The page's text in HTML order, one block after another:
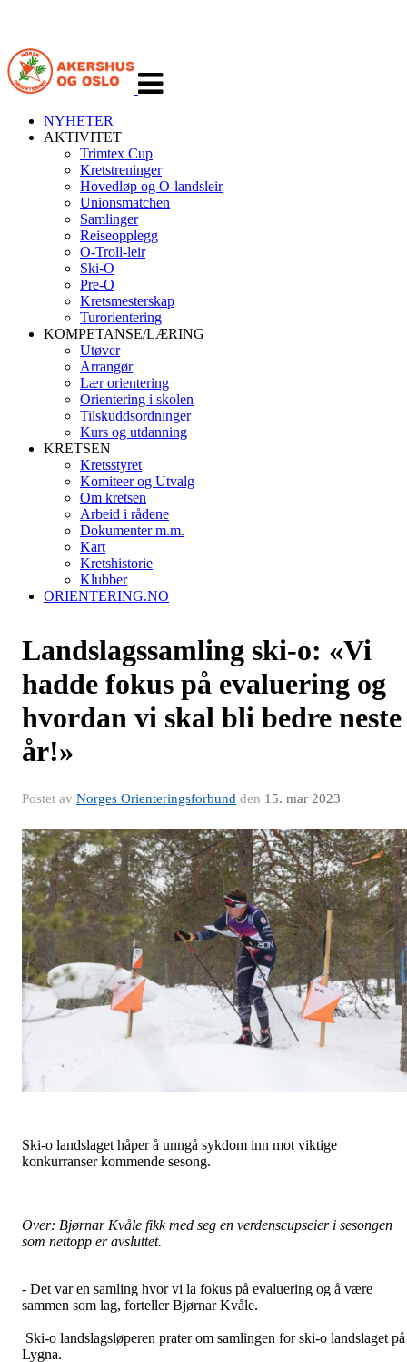
navigasjon
NYHETER
AKTIVITET
Trimtex Cup
Kretstreninger
Hovedløp og O-landsleir
Unionsmatchen
Samlinger
Reiseopplegg
O-Troll-leir
Ski-O
Pre-O
Kretsmesterskap
Turorientering
KOMPETANSE/LÆRING
Utøver
Arrangør
Lær orientering
Orientering i skolen
Tilskuddsordninger
Kurs og utdanning
KRETSEN
Kretsstyret
Komiteer og Utvalg
Om kretsen
Arbeid i rådene
Dokumenter m.m.
Kart
Kretshistorie
Klubber
ORIENTERING.NO
Landslagssamling ski-o: «Vi
hadde fokus på evaluering og
hvordan vi skal bli bedre neste
år!»
Postet av Norges Orienteringsforbund den 15. mar 2023
Ski-o landslaget håper å unngå sykdom inn mot viktige
konkurranser kommende sesong.
Over: Bjørnar Kvåle fikk med seg en verdenscupseier i sesongen
som nettopp er avsluttet.
- Det var en samling hvor vi la fokus på evaluering og å være
sammen som lag, forteller Bjørnar Kvåle.
Ski-o landslagsløperen prater om samlingen for ski-o landslaget på
Lygna.